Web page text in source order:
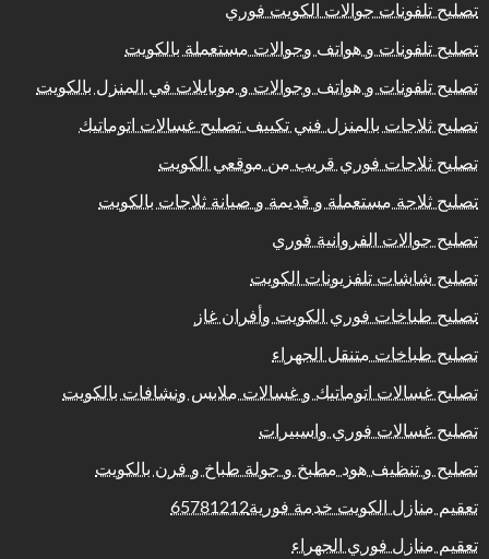
تصليح تلفونات جوالات الكويت فوري
تصليح تلفونات و هواتف وجوالات مستعملة بالكويت
تصليح تلفونات و هواتف وجوالات و موبايلات في المنزل بالكويت
تصليح ثلاجات بالمنزل فني تكييف تصليح غسالات اتوماتيك
تصليح ثلاجات فوري قريب من موقعي الكويت
تصليح ثلاجة مستعملة و قديمة و صيانة ثلاجات بالكويت
تصليح جوالات الفروانية فوري
تصليح شاشات تلفزيونات الكويت
تصليح طباخات فوري الكويت وأفران غاز
تصليح طباخات متنقل الجهراء
تصليح غسالات اتوماتيك و غسالات ملابس ونشافات بالكويت
تصليح غسالات فوري واسبيرات
تصليح و تنظيف هود مطبخ و جولة طباخ و فرن بالكويت
تعقيم منازل الكويت خدمة فورية65781212
تعقيم منازل فوري الجهراء